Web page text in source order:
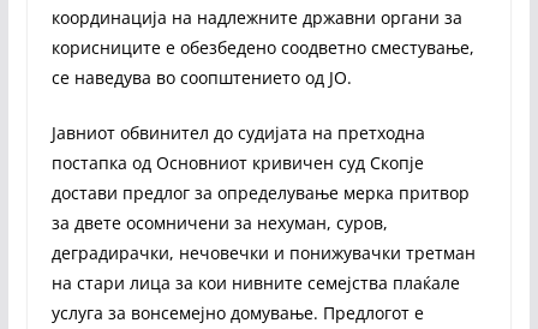
координација на надлежните државни органи за
корисниците е обезбедено соодветно сместување,
се наведува во соопштението од ЈО.
Јавниот обвинител до судијата на претходна
постапка од Основниот кривичен суд Скопје
достави предлог за определување мерка притвор
за двете осомничени за нехуман, суров,
деградирачки, нечовечки и понижувачки третман
на стари лица за кои нивните семејства плаќале
услуга за вонсемејно домување. Предлогот е